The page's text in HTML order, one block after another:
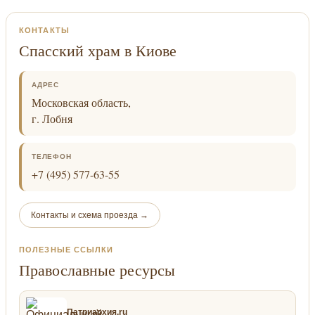
КОНТАКТЫ
Спасский храм в Киове
АДРЕС
Московская область,
г. Лобня
ТЕЛЕФОН
+7 (495) 577-63-55
Контакты и схема проезда →
ПОЛЕЗНЫЕ ССЫЛКИ
Православные ресурсы
Патриархия.ru